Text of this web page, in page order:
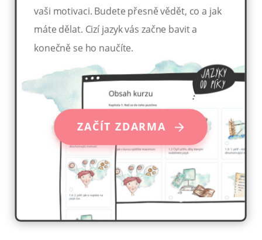
vaši motivaci. Budete přesně vědět, co a jak
máte dělat. Cizí jazyk vás začne bavit a
konečně se ho naučíte.
ZAČÍT ZDARMA